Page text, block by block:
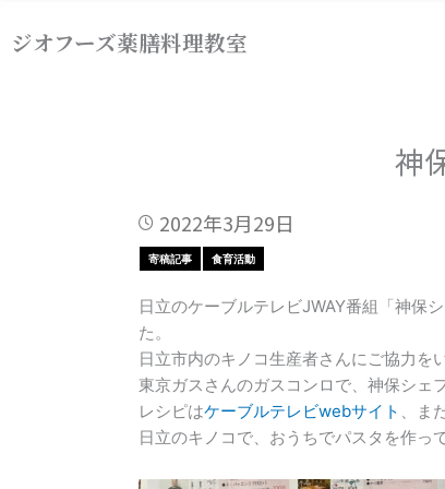
容ジオフーズ薬膳料理教室
神
2022年3月29日
寄稿記事 食育活動
日立のケーブルテレビJWAY番組「神保
た。
日立市内のキノコ生産者さんにご協力を
東京ガスさんのガスコンロで、神保シェ
レシピはケーブルテレビwebサイト 、ま
日立のキノコで、おうちでパスタを作っ